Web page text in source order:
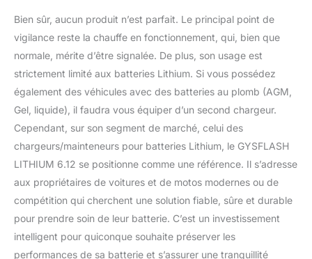
Bien sûr, aucun produit n’est parfait. Le principal point de
vigilance reste la chauffe en fonctionnement, qui, bien que
normale, mérite d’être signalée. De plus, son usage est
strictement limité aux batteries Lithium. Si vous possédez
également des véhicules avec des batteries au plomb (AGM,
Gel, liquide), il faudra vous équiper d’un second chargeur.
Cependant, sur son segment de marché, celui des
chargeurs/mainteneurs pour batteries Lithium, le GYSFLASH
LITHIUM 6.12 se positionne comme une référence. Il s’adresse
aux propriétaires de voitures et de motos modernes ou de
compétition qui cherchent une solution fiable, sûre et durable
pour prendre soin de leur batterie. C’est un investissement
intelligent pour quiconque souhaite préserver les
performances de sa batterie et s’assurer une tranquillité